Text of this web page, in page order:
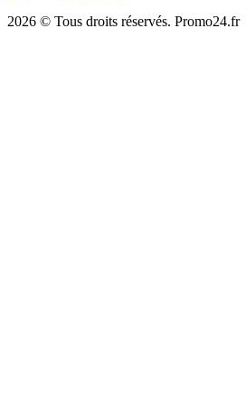
2026 © Tous droits réservés. Promo24.fr